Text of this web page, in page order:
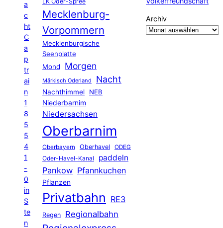
a
c
ht
C
a
p
tr
ai
n
1
8
5
5
4
1
-
0
in
S
te
n
Mecklenburg-
Vorpommern
Mecklenburgische
Seenplatte
Mond
Morgen
Märkisch Oderland Nacht
Nachthimmel
NEB
Niederbarnim
Niedersachsen
Oberbarnim
Oberbayern Oberhavel ODEG
Oder-Havel-Kanal paddeln
Pankow Pfannkuchen
Pflanzen
Privatbahn RE3
Regen Regionalbahn
Archiv